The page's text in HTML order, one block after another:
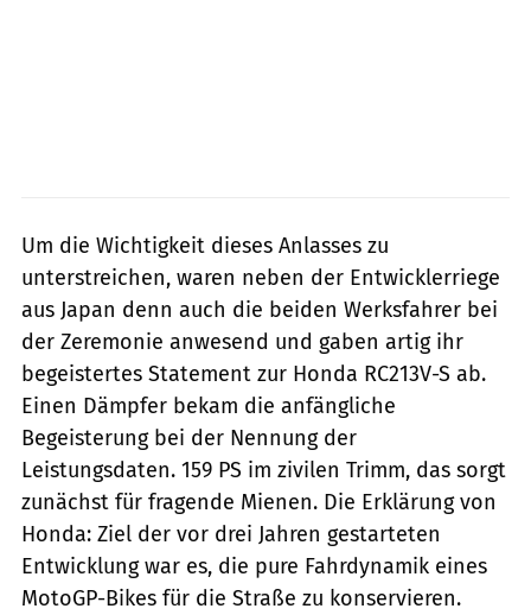
Um die Wichtigkeit dieses Anlasses zu
unterstreichen, waren neben der Entwicklerriege
aus Japan denn auch die beiden Werksfahrer bei
der Zeremonie anwesend und gaben artig ihr
begeistertes Statement zur Honda RC213V-S ab.
Einen Dämpfer bekam die anfängliche
Begeisterung bei der Nennung der
Leistungsdaten. 159 PS im zivilen Trimm, das sorgt
zunächst für fragende Mienen. Die Erklärung von
Honda: Ziel der vor drei Jahren gestarteten
Entwicklung war es, die pure Fahrdynamik eines
MotoGP-Bikes für die Straße zu konservieren.